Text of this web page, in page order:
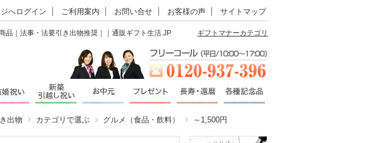
へログイン ご利用案内 お問い合せ お客様の声 サイトマップ
法事・法要引き出物推奨｜｜通販ギフト生活.JP ギフトマナーカテゴリ
出物 カテゴリで選ぶ グルメ（食品・飲料） ～1,500円